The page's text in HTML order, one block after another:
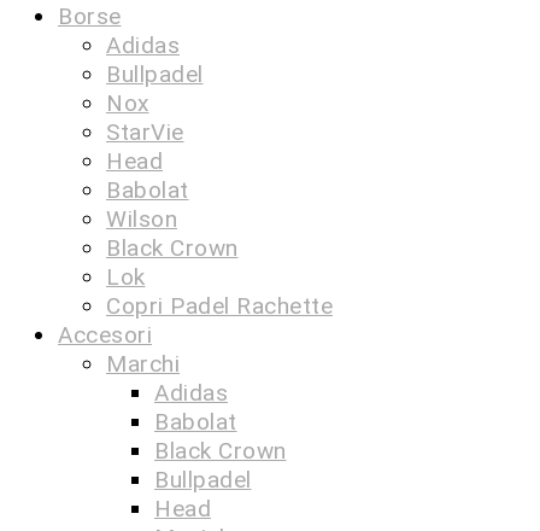
Borse
Adidas
Bullpadel
Nox
StarVie
Head
Babolat
Wilson
Black Crown
Lok
Copri Padel Rachette
Accesori
Marchi
Adidas
Babolat
Black Crown
Bullpadel
Head